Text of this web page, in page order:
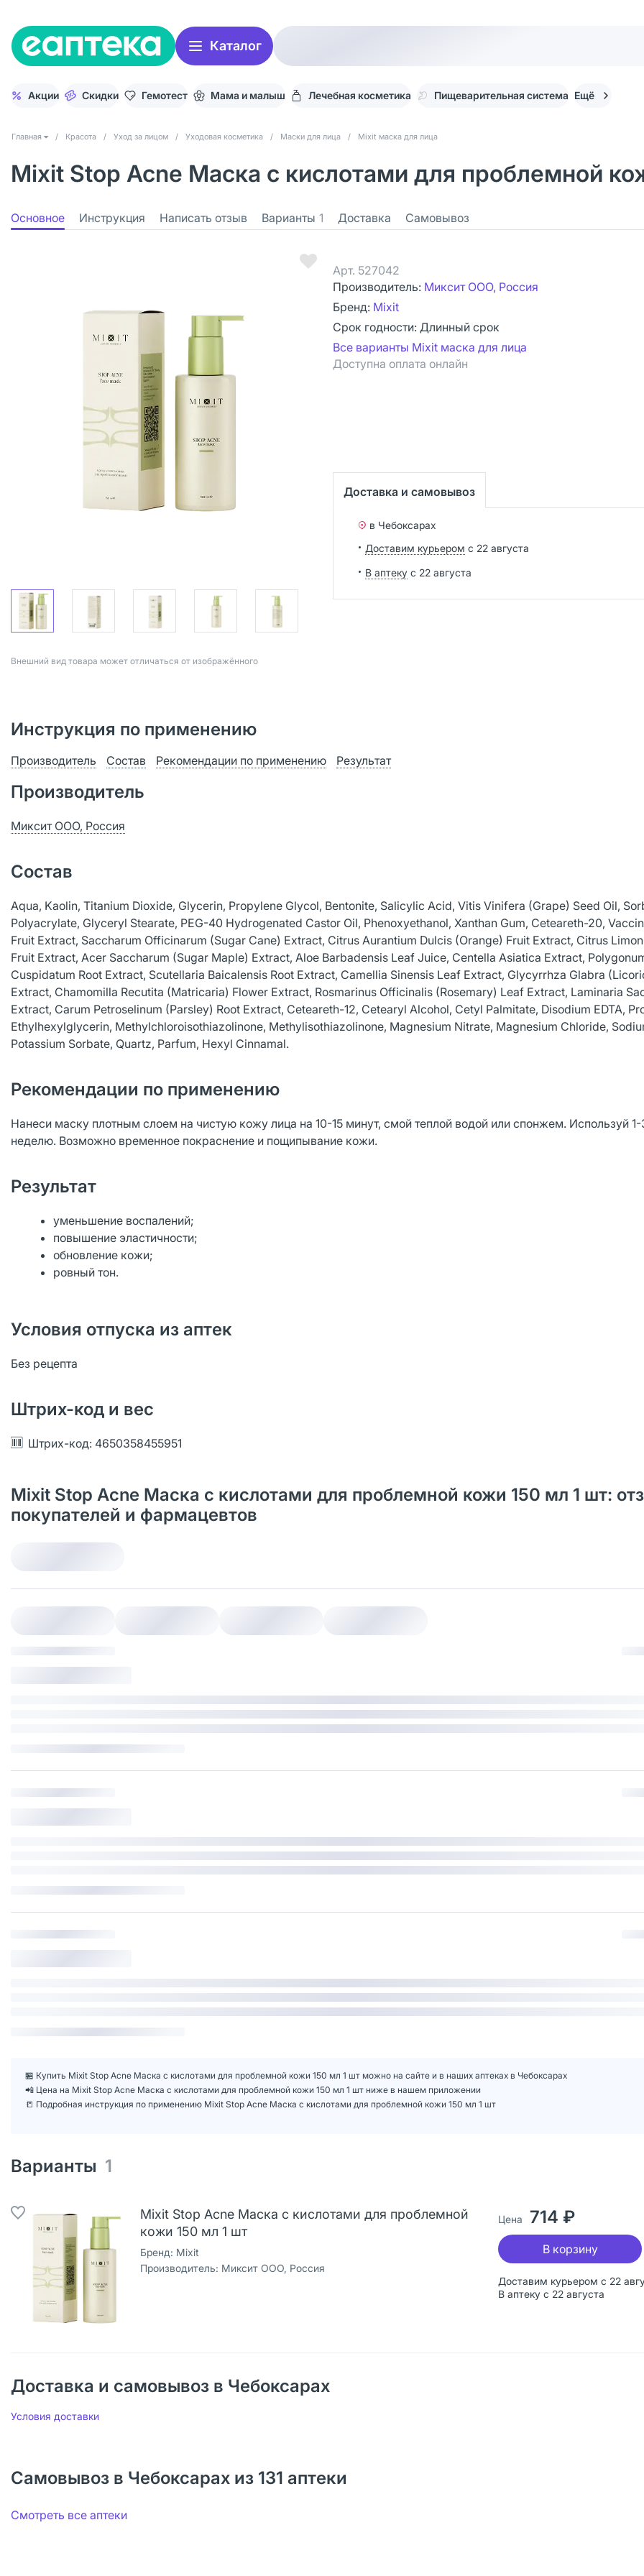
Каталог
Акции Скидки Гемотест Мама и малыш Лечебная косметика Пищеварительная система Ещё
Главная / Красота / Уход за лицом / Уходовая косметика / Маски для лица / Mixit маска для лица
Mixit Stop Acne Маска с кислотами для проблемной
Основное Инструкция Написать отзыв Варианты 1 Доставка Самовывоз
Bнешний вид товара может отличаться от изображённого
Арт. 527042
Производитель: Миксит ООО, Россия
Бренд: Mixit
Срок годности: Длинный срок
Все варианты Mixit маска для лица
Доступна оплата онлайн
Доставка и самовывоз
в Чебоксарах
Доставим курьером с 22 августа
В аптеку с 22 августа
Инструкция по применению
Производитель Состав Рекомендации по применению Результат
Производитель
Миксит ООО, Россия
Состав
Aqua, Kaolin, Titanium Dioxide, Glycerin, Propylene Glycol, Bentonite, Salicylic Acid, Vitis Vinifera (Grape) Seed Oil,
Polyacrylate, Glyceryl Stearate, PEG-40 Hydrogenated Castor Oil, Phenoxyethanol, Xanthan Gum, Ceteareth-20,
Fruit Extract, Saccharum Officinarum (Sugar Cane) Extract, Citrus Aurantium Dulcis (Orange) Fruit Extract, Citrus
Fruit Extract, Acer Saccharum (Sugar Maple) Extract, Aloe Barbadensis Leaf Juice, Centella Asiatica Extract,
Cuspidatum Root Extract, Scutellaria Baicalensis Root Extract, Camellia Sinensis Leaf Extract, Glycyrrhza Glabra
Extract, Chamomilla Recutita (Matricaria) Flower Extract, Rosmarinus Officinalis (Rosemary) Leaf Extract, Laminaria
Extract, Carum Petroselinum (Parsley) Root Extract, Ceteareth-12, Cetearyl Alcohol, Cetyl Palmitate, Disodium EDTA,
Ethylhexylglycerin, Methylchloroisothiazolinone, Methylisothiazolinone, Magnesium Nitrate, Magnesium Chloride,
Potassium Sorbate, Quartz, Parfum, Hexyl Cinnamal.
Рекомендации по применению
Нанеси маску плотным слоем на чистую кожу лица на 10-15 минут, смой теплой водой или спонжем. Используй 1-
неделю. Возможно временное покраснение и пощипывание кожи.
Результат
уменьшение воспалений;
повышение эластичности;
обновление кожи;
ровный тон.
Условия отпуска из аптек
Без рецепта
Штрих-код и вес
Штрих-код: 4650358455951
Mixit Stop Acne Маска с кислотами для проблемной кожи 150 мл 1 шт:
покупателей и фармацевтов
🏪 Купить Mixit Stop Acne Маска с кислотами для проблемной кожи 150 мл 1 шт можно на сайте и в наших аптеках в Чебоксарах
📲 Цена на Mixit Stop Acne Маска с кислотами для проблемной кожи 150 мл 1 шт ниже в нашем приложении
📒 Подробная инструкция по применению Mixit Stop Acne Маска с кислотами для проблемной кожи 150 мл 1 шт
Варианты 1
Mixit Stop Acne Маска с кислотами для проблемной
кожи 150 мл 1 шт
Бренд: Mixit
Производитель: Миксит ООО, Россия
Доставим курьером с 22
В аптеку с 22 августа
Цена 714 ₽
В корзину
Доставка и самовывоз в Чебоксарах
Условия доставки
Самовывоз в Чебоксарах из 131 аптеки
Смотреть все аптеки